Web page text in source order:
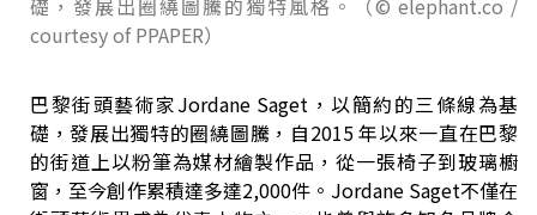
礎，發展出圈繞圖騰的獨特風格。（© elephant.co /
courtesy of PPAPER）
巴黎街頭藝術家Jordane Saget，以簡約的三條線為基
礎，發展出獨特的圈繞圖騰，自2015 年以來一直在巴黎
的街道上以粉筆為媒材繪製作品，從一張椅子到玻璃櫥
窗，至今創作累積達多達2,000件。Jordane Saget不僅在